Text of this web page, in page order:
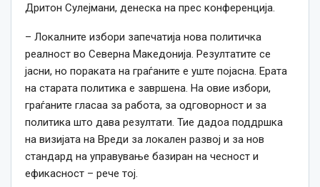
Дритон Сулејмани, денеска на прес конференција.
– Локалните избори запечатија нова политичка
реалност во Северна Македонија. Резултатите се
јасни, но пораката на граѓаните е уште појасна. Ерата
на старата политика е завршена. На овие избори,
граѓаните гласаа за работа, за одговорност и за
политика што дава резултати. Тие дадоа поддршка
на визијата на Вреди за локален развој и за нов
стандард на управување базиран на чесност и
ефикасност – рече тој.